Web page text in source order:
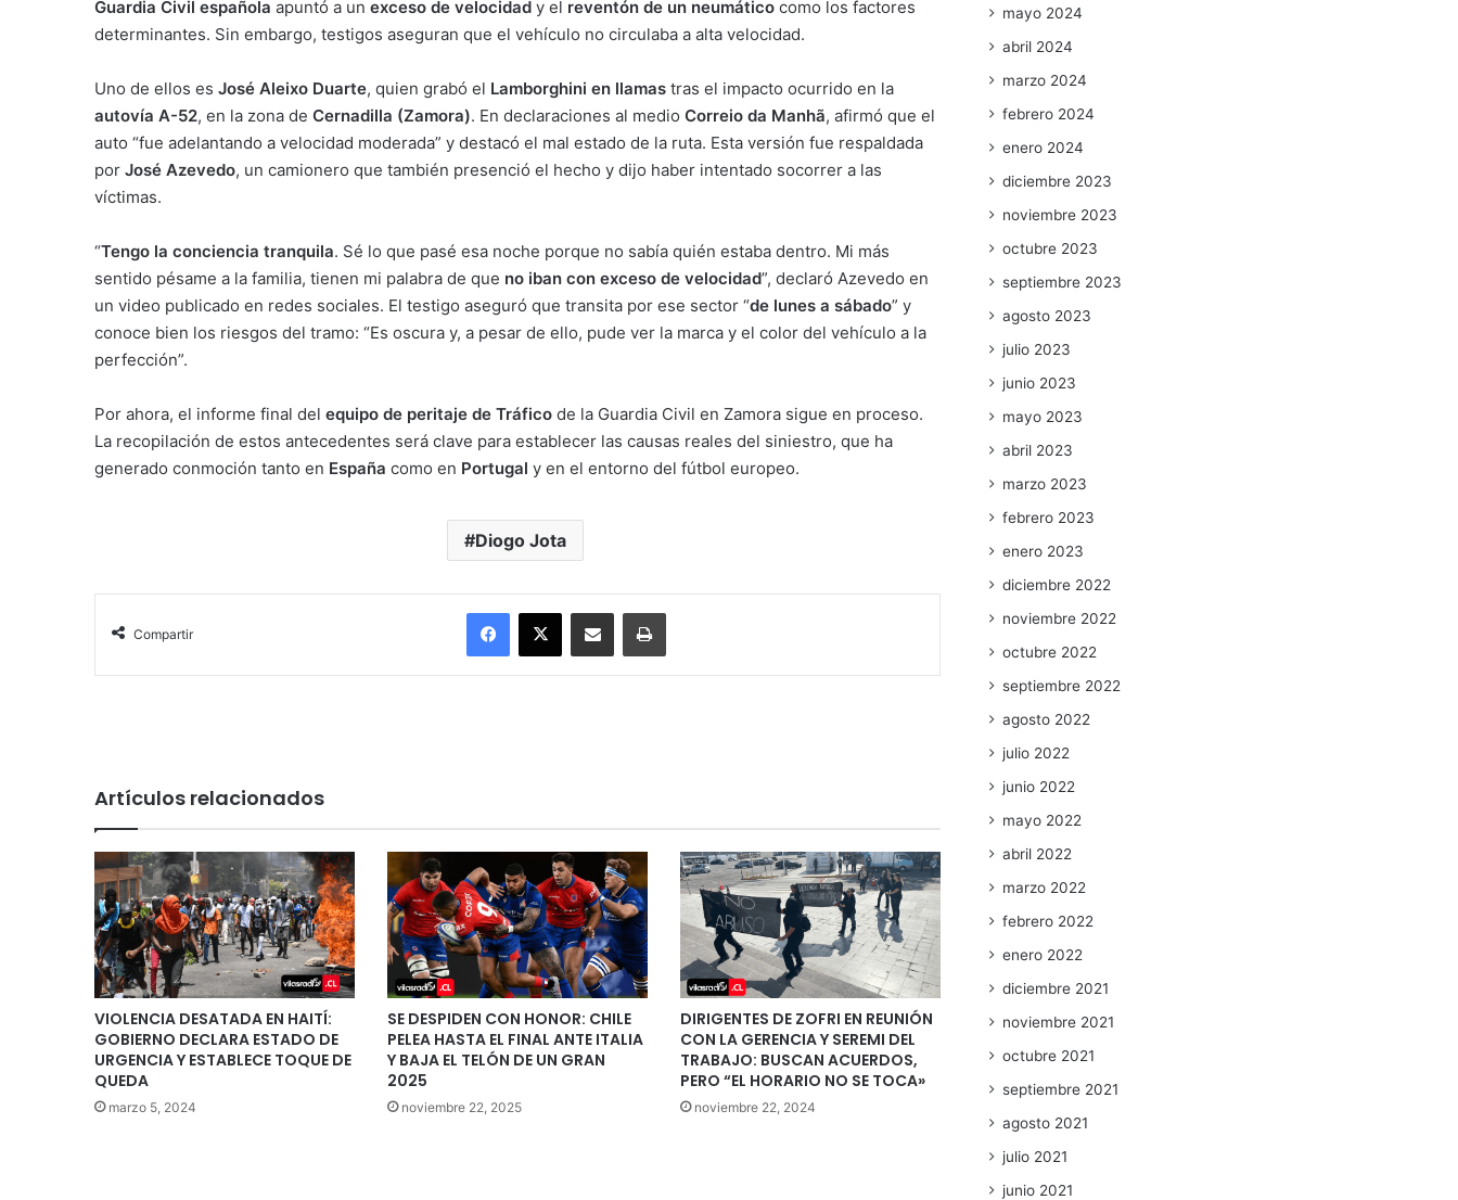
Guardia Civil española apuntó a un exceso de velocidad y el reventón de un neumático como los factores
determinantes. Sin embargo, testigos aseguran que el vehículo no circulaba a alta velocidad.
Uno de ellos es José Aleixo Duarte, quien grabó el Lamborghini en llamas tras el impacto ocurrido en la
autovía A-52, en la zona de Cernadilla (Zamora). En declaraciones al medio Correio da Manhã, afirmó que el
auto “fue adelantando a velocidad moderada” y destacó el mal estado de la ruta. Esta versión fue respaldada
por José Azevedo, un camionero que también presenció el hecho y dijo haber intentado socorrer a las
víctimas.
“Tengo la conciencia tranquila. Sé lo que pasé esa noche porque no sabía quién estaba dentro. Mi más
sentido pésame a la familia, tienen mi palabra de que no iban con exceso de velocidad”, declaró Azevedo en
un video publicado en redes sociales. El testigo aseguró que transita por ese sector “de lunes a sábado” y
conoce bien los riesgos del tramo: “Es oscura y, a pesar de ello, pude ver la marca y el color del vehículo a la
perfección”.
Por ahora, el informe final del equipo de peritaje de Tráfico de la Guardia Civil en Zamora sigue en proceso.
La recopilación de estos antecedentes será clave para establecer las causas reales del siniestro, que ha
generado conmoción tanto en España como en Portugal y en el entorno del fútbol europeo.
Diogo Jota
Compartir
Facebook
X Enviar vía email Imprimir
Artículos relacionados
VIOLENCIA DESATADA EN HAITÍ:
GOBIERNO DECLARA ESTADO DE
URGENCIA Y ESTABLECE TOQUE DE
QUEDA
marzo 5, 2024
SE DESPIDEN CON HONOR: CHILE
PELEA HASTA EL FINAL ANTE ITALIA
Y BAJA EL TELÓN DE UN GRAN
2025
noviembre 22, 2025
DIRIGENTES DE ZOFRI EN REUNIÓN
CON LA GERENCIA Y SEREMI DEL
TRABAJO: BUSCAN ACUERDOS,
PERO “EL HORARIO NO SE TOCA»
noviembre 22, 2024
mayo 2024
abril 2024
marzo 2024
febrero 2024
enero 2024
diciembre 2023
noviembre 2023
octubre 2023
septiembre 2023
agosto 2023
julio 2023
junio 2023
mayo 2023
abril 2023
marzo 2023
febrero 2023
enero 2023
diciembre 2022
noviembre 2022
octubre 2022
septiembre 2022
agosto 2022
julio 2022
junio 2022
mayo 2022
abril 2022
marzo 2022
febrero 2022
enero 2022
diciembre 2021
noviembre 2021
octubre 2021
septiembre 2021
agosto 2021
julio 2021
junio 2021